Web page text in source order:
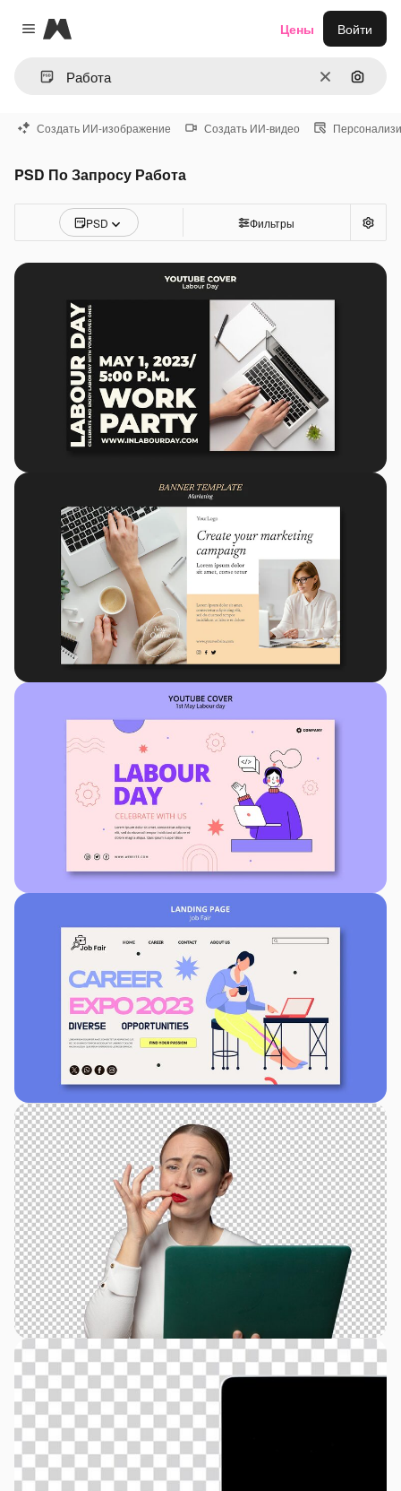
Close menu
Magnific
ОчиститьПоиск
Цены Войти
Создать ИИ-изображение Создать ИИ-видео
PSD По Запросу Работа
PSD Фильтры